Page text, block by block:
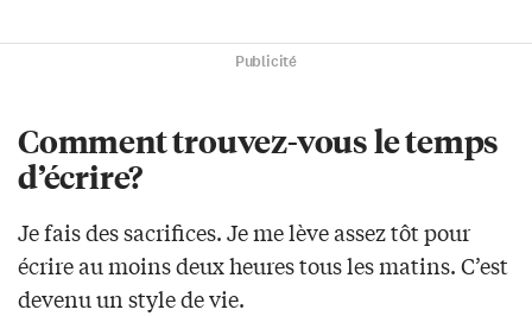
Publicité
Comment trouvez-vous le temps
d’écrire?
Je fais des sacrifices. Je me lève assez tôt pour
écrire au moins deux heures tous les matins. C’est
devenu un style de vie.